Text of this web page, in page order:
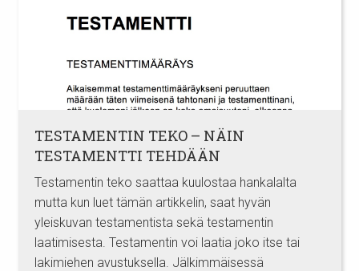
TESTAMENTIN TEKO – NÄIN
TESTAMENTTI TEHDÄÄN
Testamentin teko saattaa kuulostaa hankalalta
mutta kun luet tämän artikkelin, saat hyvän
yleiskuvan testamentista sekä testamentin
laatimisesta. Testamentin voi laatia joko itse tai
lakimiehen avustuksella. Jälkimmäisessä